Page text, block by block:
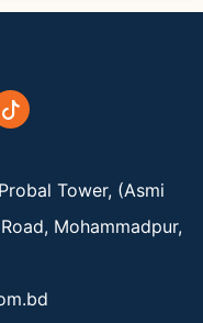
Tower, (Asmi
Mohammadpur,